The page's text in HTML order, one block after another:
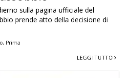
sulla pagina ufficiale del
prende atto della decisione di
, Prima
LEGGI TUTTO